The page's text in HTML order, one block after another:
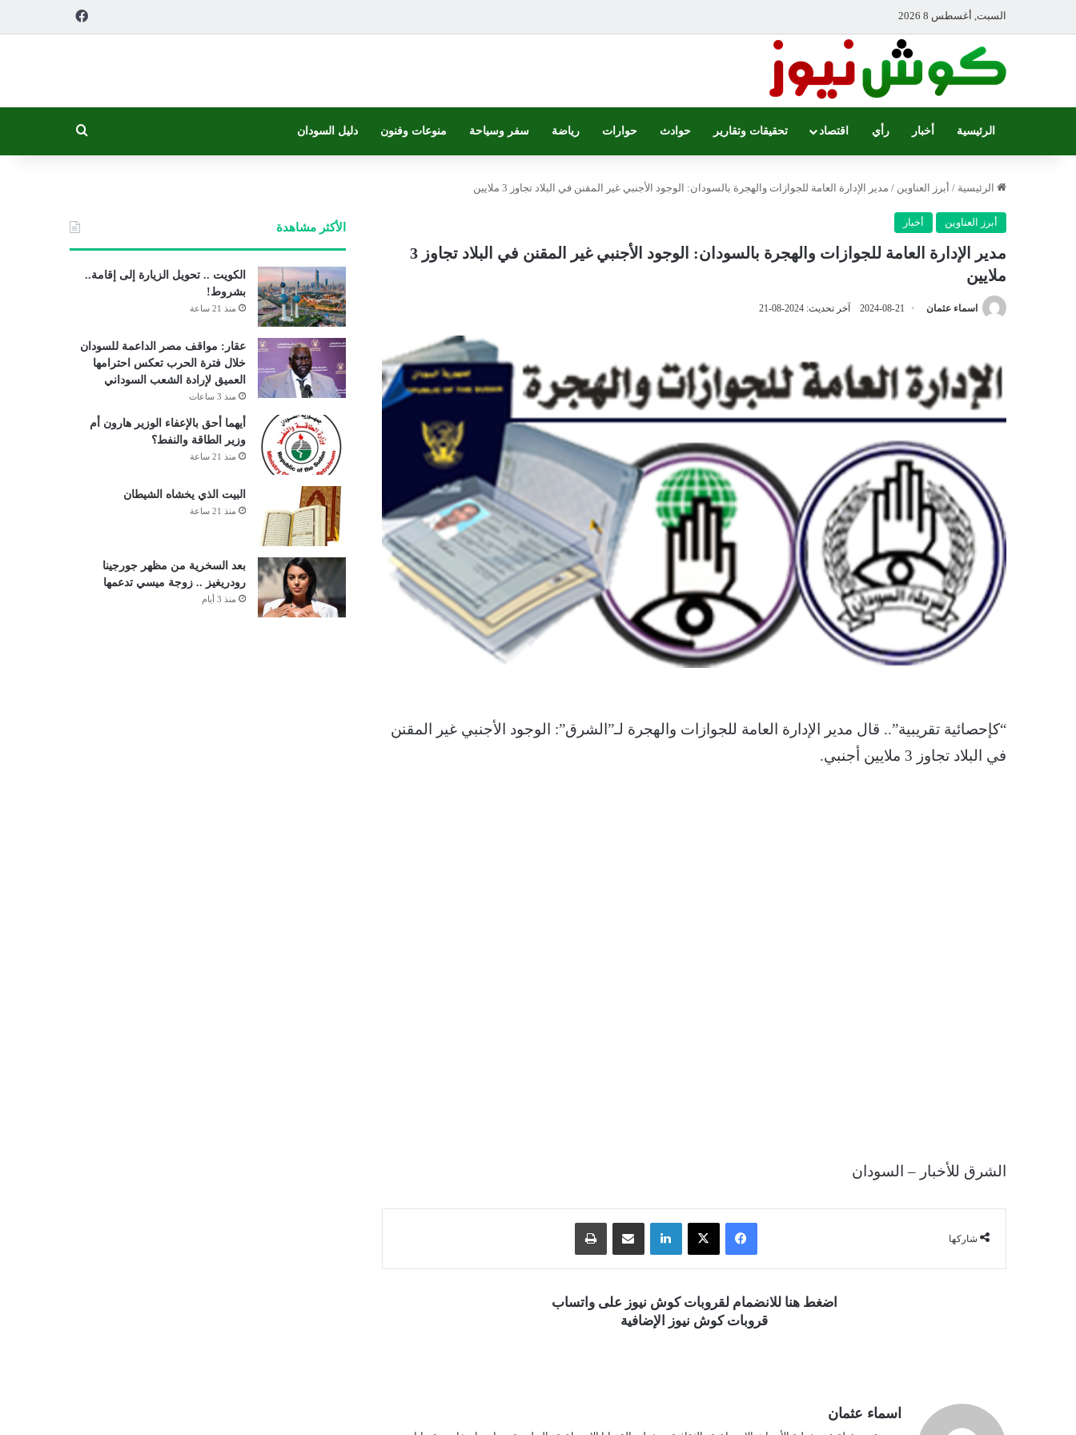
السبت, أغسطس 8 2026
الرئيسية أخبار رأي اقتصاد تحقيقات وتقارير حوادث حوارات رياضة سفر وسياحة منوعات وفنون دليل السودان
الرئيسية / أبرز العناوين / مدير الإدارة العامة للجوازات والهجرة بالسودان: الوجود الأجنبي غير المقنن في البلاد تجاوز 3 ملايين
أبرز العناوين أخبار
مدير الإدارة العامة للجوازات والهجرة بالسودان: الوجود الأجنبي غير المقنن في البلاد تجاوز 3
ملايين
اسماء عثمان 2024-08-21 آخر تحديث: 2024-08-21
“كإحصائية تقريبية”.. قال مدير الإدارة العامة للجوازات والهجرة لـ”الشرق”: الوجود الأجنبي غير المقنن
في البلاد تجاوز 3 ملايين أجنبي.
الشرق للأخبار – السودان
شاركها
فيسبوك ‫X لينكدإن مشاركة عبر البريد
اضغط هنا للانضمام لقروبات كوش نيوز على واتساب
قروبات كوش نيوز الإضافية
اسماء عثمان
الأكثر مشاهدة
الكويت .. تحويل الزيارة إلى إقامة..
بشروط!
منذ 21 ساعة
عقار: مواقف مصر الداعمة للسودان
خلال فترة الحرب تعكس احترامها
العميق لإرادة الشعب السوداني
منذ 3 ساعات
أيهما أحق بالإعفاء الوزير هارون أم
وزير الطاقة والنفط؟
منذ 21 ساعة
البيت الذي يخشاه الشيطان
منذ 21 ساعة
بعد السخرية من مظهر جورجينا
رودريغيز .. زوجة ميسي تدعمها
منذ 3 أيام